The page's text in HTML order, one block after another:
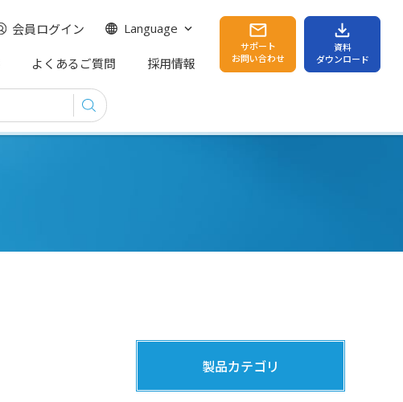
よくあるご質問 採用情報
会員ログイン Language
サポート
お問い合わせ
資料
ダウンロード
製品カテゴリ